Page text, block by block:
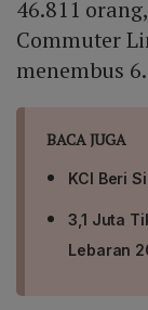
46.811
Commuter
menembus
BACA JUGA
KCI Beri
3,1 Juta
Lebaran